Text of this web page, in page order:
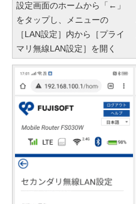
設定画面のホームから「←」
をタップし、メニューの
［LAN設定］内から［プライ
マリ無線LAN設定］を開く